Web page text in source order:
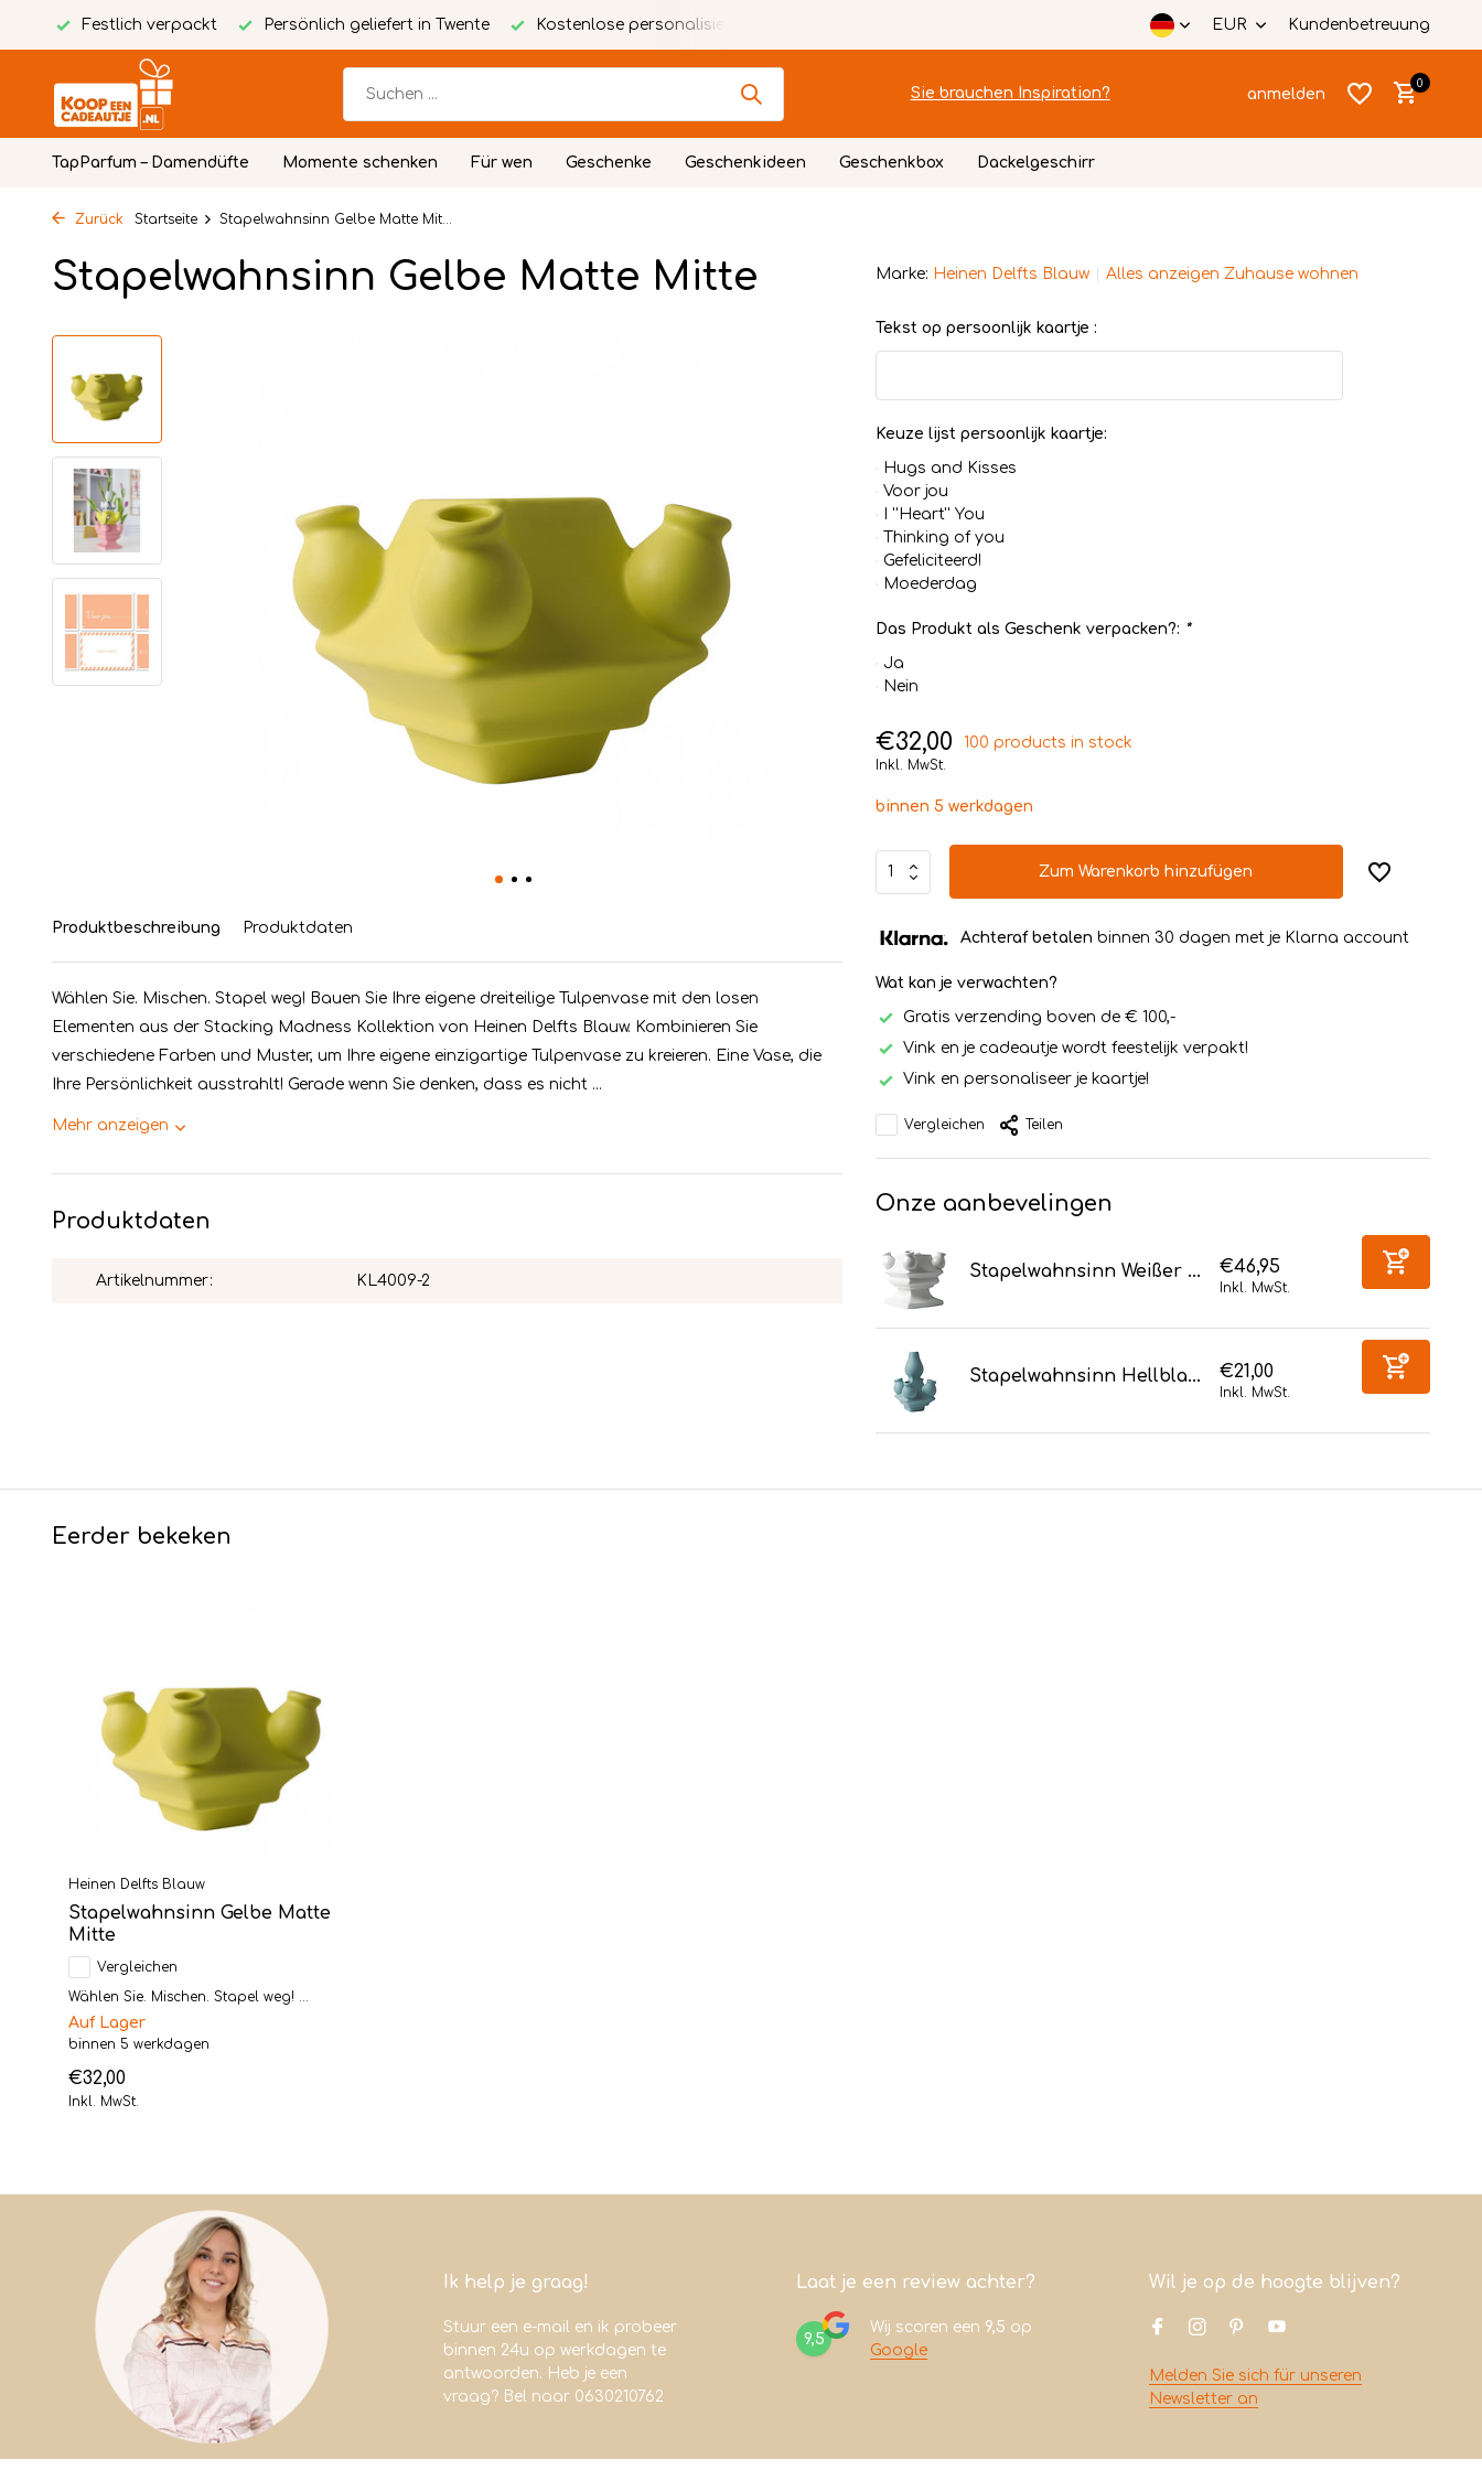
Festlich verpackt Persönlich geliefert in Twente Kostenlose personalisierte Karte EUR Kundenbetreuung
Sie brauchen Inspiration? anmelden
0
TapParfum – Damendüfte Momente schenken Für wen Geschenke Geschenkideen Geschenkbox Dackelgeschirr
Zurück Startseite Stapelwahnsinn Gelbe Matte Mit...
Stapelwahnsinn Gelbe Matte Mitte
Produktbeschreibung Produktdaten
Wählen Sie. Mischen. Stapel weg! Bauen Sie Ihre eigene dreiteilige Tulpenvase mit den losen
Elementen aus der Stacking Madness Kollektion von Heinen Delfts Blauw. Kombinieren Sie
verschiedene Farben und Muster, um Ihre eigene einzigartige Tulpenvase zu kreieren. Eine Vase, die
Ihre Persönlichkeit ausstrahlt! Gerade wenn Sie denken, dass es nicht ...
Mehr anzeigen
Produktdaten
Artikelnummer: KL4009-2
Marke: Heinen Delfts Blauw Alles anzeigen Zuhause wohnen
Tekst op persoonlijk kaartje :
Keuze lijst persoonlijk kaartje:
Hugs and Kisses
Voor jou
I ''Heart'' You
Thinking of you
Gefeliciteerd!
Moederdag
Das Produkt als Geschenk verpacken?: *
Ja
Nein
€32,00 100 products in stock
Inkl. MwSt.
binnen 5 werkdagen
Zum Warenkorb hinzufügen
Achteraf betalen binnen 30 dagen met je Klarna account
Wat kan je verwachten?
Gratis verzending boven de € 100,-
Vink en je cadeautje wordt feestelijk verpakt!
Vink en personaliseer je kaartje!
Vergleichen Teilen
Onze aanbevelingen
Stapelwahnsinn Weißer ... €46,95
Inkl. MwSt.
Stapelwahnsinn Hellbla... €21,00
Inkl. MwSt.
Eerder bekeken
Heinen Delfts Blauw
Stapelwahnsinn Gelbe Matte
Mitte
Vergleichen
Wählen Sie. Mischen. Stapel weg! ...
Auf Lager
binnen 5 werkdagen
€32,00
Inkl. MwSt.
Ik help je graag!
Stuur een e-mail en ik probeer
binnen 24u op werkdagen te
antwoorden. Heb je een
vraag? Bel naar 0630210762
Laat je een review achter?
9,5
Wij scoren een 9,5 op
Google
Wil je op de hoogte blijven?
Melden Sie sich für unseren
Newsletter an